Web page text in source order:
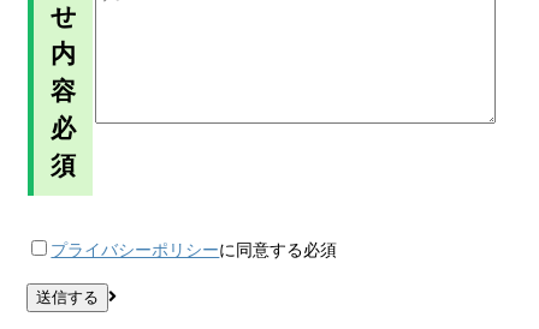
せ
内
容
必
須
プライバシーポリシーに同意する必須